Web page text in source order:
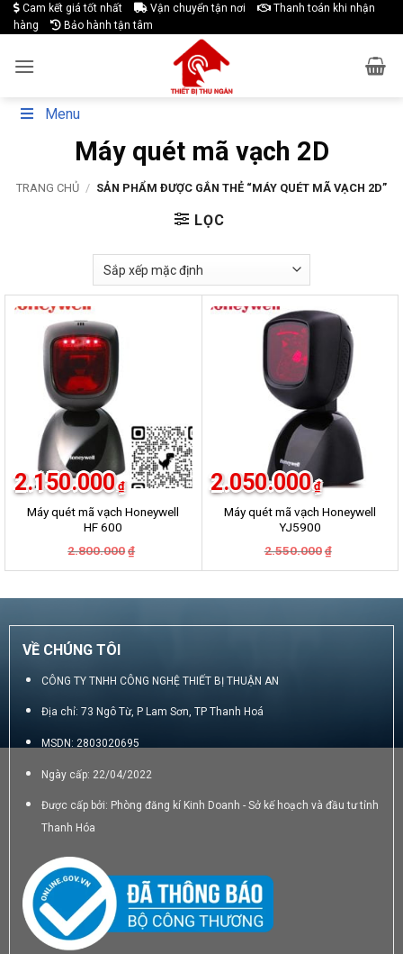
Skip
to
Cam kết giá tốt nhất Vận chuyển tận nơi
Thanh toán khi nhận
hàng
Bảo hành tận tâm
Menu
Máy quét mã vạch 2D
TRANG CHỦ / SẢN PHẨM ĐƯỢC GẮN THẺ “MÁY QUÉT MÃ VẠCH 2D”
LỌC
Máy quét mã vạch Honeywell
HF 600
2.800.000 ₫
là:
2.150.000 ₫
tại
2.150.000₫.
-20%
Máy quét mã vạch Honeywell
YJ5900
2.550.000 ₫
là:
2.050.000 ₫
tại
2.050.000₫.
VỀ CHÚNG TÔI
CÔNG TY TNHH CÔNG NGHỆ THIẾT BỊ THUẬN AN
Địa chỉ: 73 Ngô Từ, P Lam Sơn, TP Thanh Hoá
MSDN: 2803020695
Ngày cấp: 22/04/2022
Được cấp bởi: Phòng đăng kí Kinh Doanh - Sở kế hoạch và đầu tư tỉnh
Thanh Hóa